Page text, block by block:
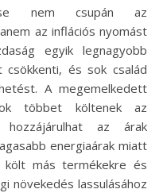
nem csupán az
az inflációs nyomást
egyik legnagyobb
és sok család
A megemelkedett
többet költenek az
az árak
energiaárak miatt
más termékekre és
növekedés lassulásához